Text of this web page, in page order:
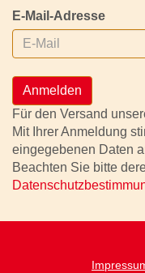
E-Mail-Adresse
Anmelden
Für den Versand
Mit Ihrer Anmeldung
eingegebenen Daten
Beachten Sie bitte